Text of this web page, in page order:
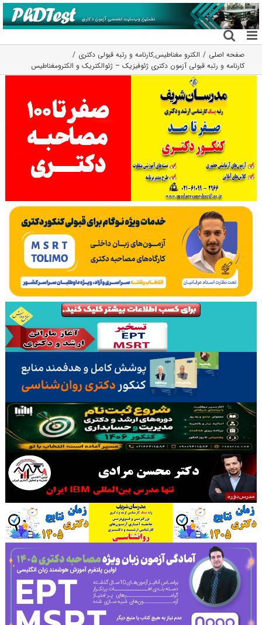
رفتن
به
محتوا
صفحه اصلی الکترو مغناطیس,کارنامه و رتبه قبولی دکتری
کارنامه و رتبه قبولی آزمون دکتری ژئوفیزیک – ژئوالکتریک و الکترومغناطیس